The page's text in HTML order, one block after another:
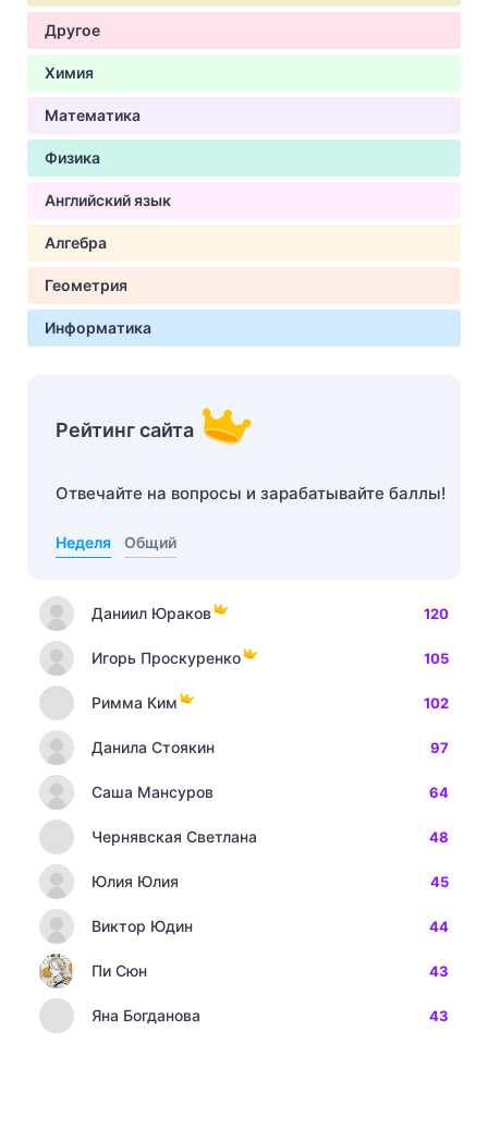
Другое
Химия
Математика
Физика
Английский язык
Алгебра
Геометрия
Информатика
Рейтинг сайта
Отвечайте на вопросы и зарабатывайте баллы!
Неделя Общий
Даниил Юраков 120
Игорь Проскуренко 105
Римма Ким 102
Данила Стоякин 97
Саша Мансуров 64
Чернявская Светлана 48
Юлия Юлия 45
Виктор Юдин 44
Пи Сюн 43
Яна Богданова 43